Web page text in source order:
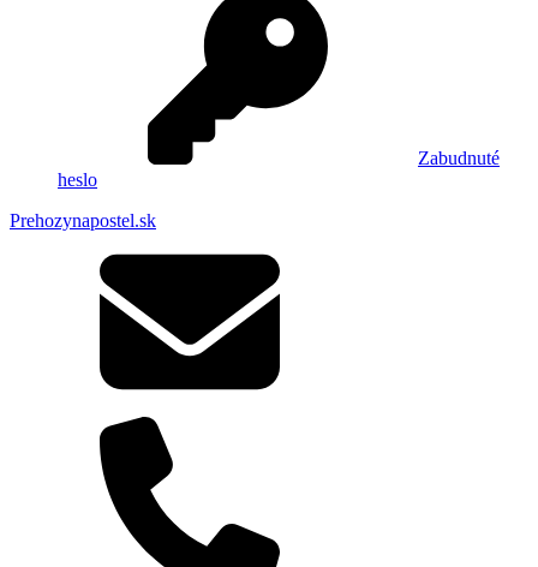
Zabudnuté
heslo
Prehozynapostel.sk